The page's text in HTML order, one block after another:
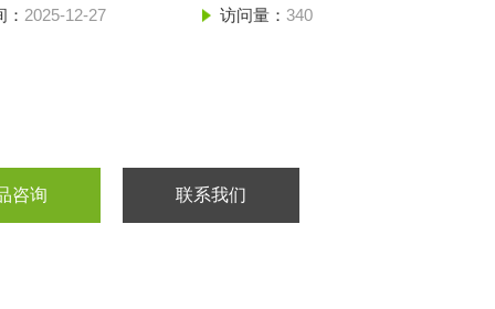
2025-12-27 访问量： 340
咨询 联系我们